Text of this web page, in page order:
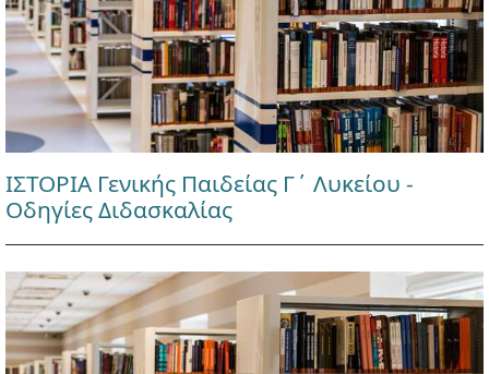
ΙΣΤΟΡΙΑ Γενικής Παιδείας Γ΄ Λυκείου -
Οδηγίες Διδασκαλίας